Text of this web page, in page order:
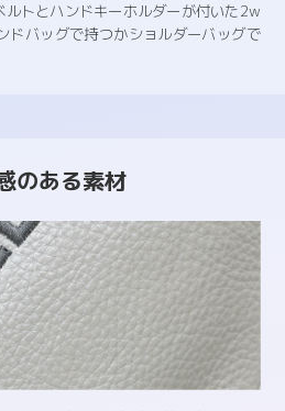
トとハンドキーホルダーが付いた2w
ドバッグで持つかショルダーバッグで
のある素材